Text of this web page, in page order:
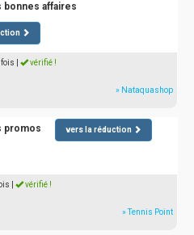
bonnes affaires
fois vérifié !
» Nataquashop
promos vers la réduction
vérifié !
» Tennis Point